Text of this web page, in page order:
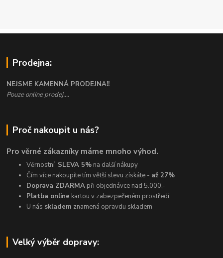
Prodejna:
NEJSME KAMENNÁ PRODEJNA!!
Pouze online prodej....
Proč nakoupit u nás?
Pro věrné zákazníky máme mnoho výhod.
Věrnostní SLEVA 5% na další nákupy
Čím více nakoupíte tím větší slevu získáte - až 27%
Doprava ZDARMA při objednávce nad 5.000,-
Platba online kartou v zabezpečeném prostředí
U nás skladem znamená opravdu skladem
Velký výběr dopravy: